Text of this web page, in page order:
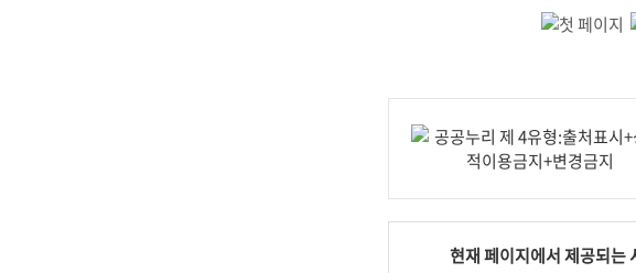
현재 페이지에서 제공되는